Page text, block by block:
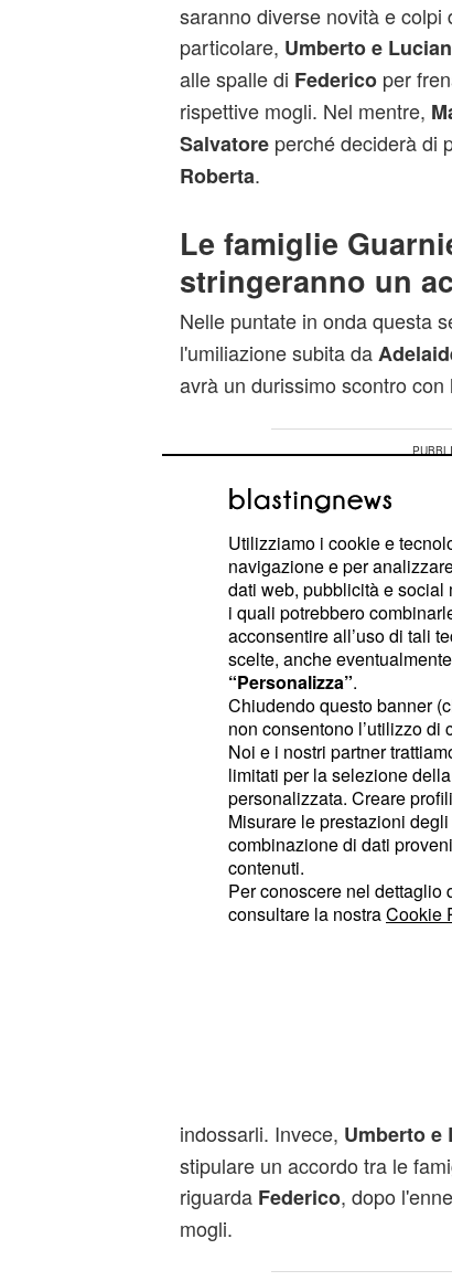
saranno diverse novità e colpi
particolare, Umberto e
alle spalle di Federicoper
rispettive mogli. Nel mentre,
Salvatoreperché deciderà di
Roberta.
Le famiglie
stringeranno un
Nelle puntate in onda questa
l'umiliazione subita da
avrà un durissimo scontro con
Nel frattempo,Lucianosarà
nuovo appartamento ed ora
futuro insieme aCelia.
preparativi in vista dell'evento
tornerà al suo ruolo
non ha preso
indossarli. Invece, Umberto e
stipulare un accordo tra le
riguarda Federico, dopo
mogli.
Utilizziamo i cookie e
navigazione e per
dati web, pubblicità e social
i quali potrebbero
acconsentire all’uso di tali
scelte, anche
“Personalizza”.
Chiudendo questo banner
non consentono l’utilizzo
Noi e i nostri partner
limitati per la selezione
personalizzata. Creare
Misurare le prestazioni
combinazione di dati
contenuti.
Per conoscere nel dettaglio
consultare la nostraCookie